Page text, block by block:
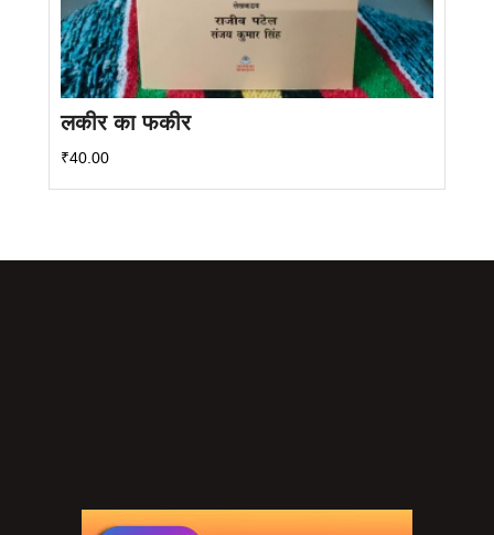
लकीर का फकीर
₹40.00